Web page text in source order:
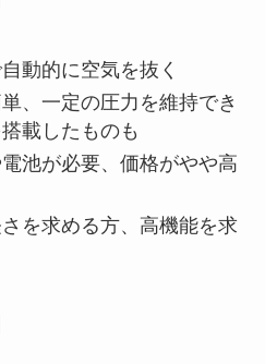
動的に空気を抜く
、一定の圧力を維持でき
載したものも
池が必要、価格がやや高
を求める方、高機能を求